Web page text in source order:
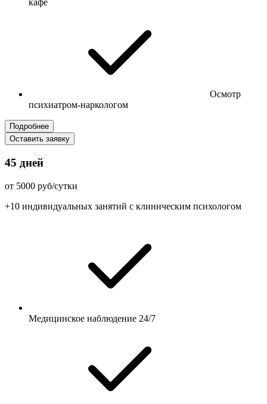
кафе
Осмотр
психиатром-наркологом
Подробнее
Оставить заявку
45 дней
от 5000 руб/сутки
+10 индивидуальных занятий с клиническим психологом
Медицинское наблюдение 24/7